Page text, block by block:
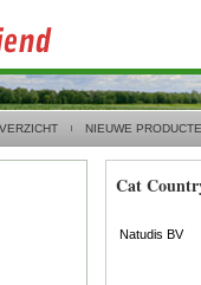
NIEUWE
Cat
Natudis BV